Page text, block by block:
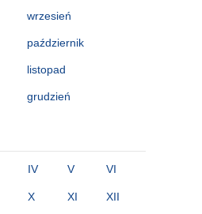
wrzesień
październik
listopad
grudzień
IV V VI
X XI XII